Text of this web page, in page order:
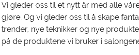
Vi gleder oss til et nytt år med alle
gjøre. Og vi gleder oss til å skape
trender, nye teknikker og nye
på de produktene vi bruker i